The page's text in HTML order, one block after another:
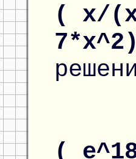
( x/
(